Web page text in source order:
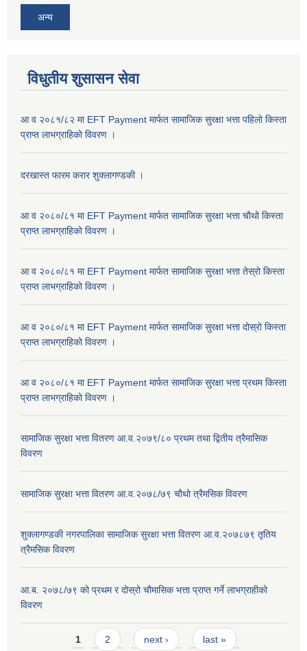
अन्य
विधुतीय शुसासन सेवा
आ व २०८१/८२ मा EFT Payment मार्फत सामाजिक सुरक्षा भत्ता पहिलो किस्ता
प्राप्त लाभग्राहिकाे विवरण ।
दरखास्त फारम करार शुक्लागण्डकी ।
आ व २०८०/८१ मा EFT Payment मार्फत सामाजिक सुरक्षा भत्ता चौथो किस्ता
प्राप्त लाभग्राहिकाे विवरण ।
आ व २०८०/८१ मा EFT Payment मार्फत सामाजिक सुरक्षा भत्ता तेस्रो किस्ता
प्राप्त लाभग्राहिकाे विवरण ।
आ व २०८०/८१ मा EFT Payment मार्फत सामाजिक सुरक्षा भत्ता दोस्रो किस्ता
प्राप्त लाभग्राहिकाे विवरण ।
आ व २०८०/८१ मा EFT Payment मार्फत सामाजिक सुरक्षा भत्ता प्रथम किस्ता
प्राप्त लाभग्राहिकाे विवरण ।
सामाजिक सुरक्षा भत्ता वितरण आ.व.२०७९/८० प्रथम तथा द्वितीय त्रैमासिक
विवरण
सामाजिक सुरक्षा भत्ता वितरण आ.व.२०७८/७९ चौथो त्रैमसिक विवरण
शुक्लागण्डकी नगरपालिका सामाजिक सुरक्षा भत्ता वितरण आ.व.२०७८७९ तृतिय
त्रैमसिक विवरण
आ.ब. २०७८/७९ को प्रथम र दोस्रो चौमासिक भत्ता प्राप्त गर्ने लाभग्राहीको
विवरण
Pages1 2 next › last »